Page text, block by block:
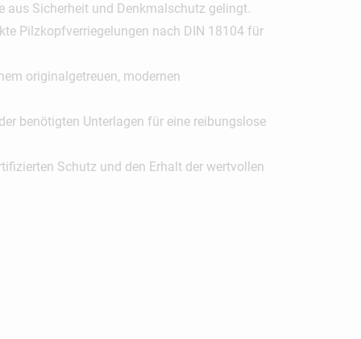
aus Sicherheit und Denkmalschutz gelingt.
Pilzkopfverriegelungen nach DIN 18104 für
originalgetreuen, modernen
benötigten Unterlagen für eine reibungslose
Schutz und den Erhalt der wertvollen